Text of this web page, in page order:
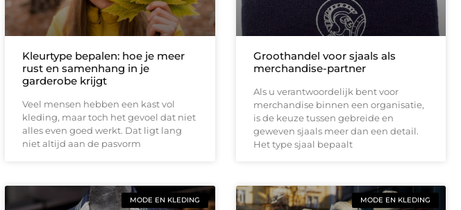
Kleurtype bepalen: hoe je meer
rust en samenhang in je
garderobe krijgt
Veel mensen hebben een kast vol
kleding, maar toch het gevoel dat niet
alles even goed werkt. Dat ligt lang
niet altijd aan de pasvorm
Groothandel voor sjaals als
merchandise-partner
Als u verantwoordelijk bent voor
merchandise binnen een organisatie,
is de keuze tussen gebreide en
geweven sjaals meer dan een detail.
Het type sjaal bepaalt
MODE EN KLEDING MODE EN KLEDING